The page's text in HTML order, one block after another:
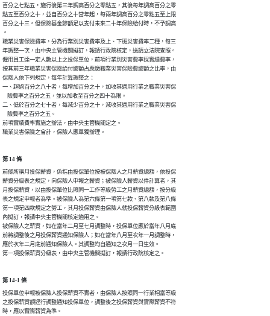
百分之七點五，施行後第三年調高百分之零點五，其後每年調高百分之零
點五至百分之十，並自百分之十當年起，每兩年調高百分之零點五至上限
百分之十三。但保險基金餘額足以支付未來二十年保險給付時，不予調高
。
職業災害保險費率，分為行業別災害費率及上、下班災害費率二種，每三
年調整一次，由中央主管機關擬訂，報請行政院核定，送請立法院查照。
僱用員工達一定人數以上之投保單位，前項行業別災害費率採實績費率，
按其前三年職業災害保險給付總額占應繳職業災害保險費總額之比率，由
保險人依下列規定，每年計算調整之：
一、超過百分之八十者，每增加百分之十，加收其適用行業之職業災害保
    險費率之百分之五，並以加收至百分之四十為限。
二、低於百分之七十者，每減少百分之十，減收其適用行業之職業災害保
    險費率之百分之五。
前項實績費率實施之辦法，由中央主管機關定之。
職業災害保險之會計，保險人應單獨辦理。
第 14 條
前條所稱月投保薪資，係指由投保單位按被保險人之月薪資總額，依投保
薪資分級表之規定，向保險人申報之薪資；被保險人薪資以件計算者，其
月投保薪資，以由投保單位比照同一工作等級勞工之月薪資總額，按分級
表之規定申報者為準。被保險人為第六條第一項第七款、第八款及第八條
第一項第四款規定之勞工，其月投保薪資由保險人就投保薪資分級表範圍
內擬訂，報請中央主管機關核定適用之。
被保險人之薪資，如在當年二月至七月調整時，投保單位應於當年八月底
前將調整後之月投保薪資通知保險人；如在當年八月至次年一月調整時，
應於次年二月底前通知保險人。其調整均自通知之次月一日生效。
第一項投保薪資分級表，由中央主管機關擬訂，報請行政院核定之。
第 14-1 條
投保單位申報被保險人投保薪資不實者，由保險人按照同一行業相當等級
之投保薪資額逕行調整通知投保單位，調整後之投保薪資與實際薪資不符
時，應以實際薪資為準。